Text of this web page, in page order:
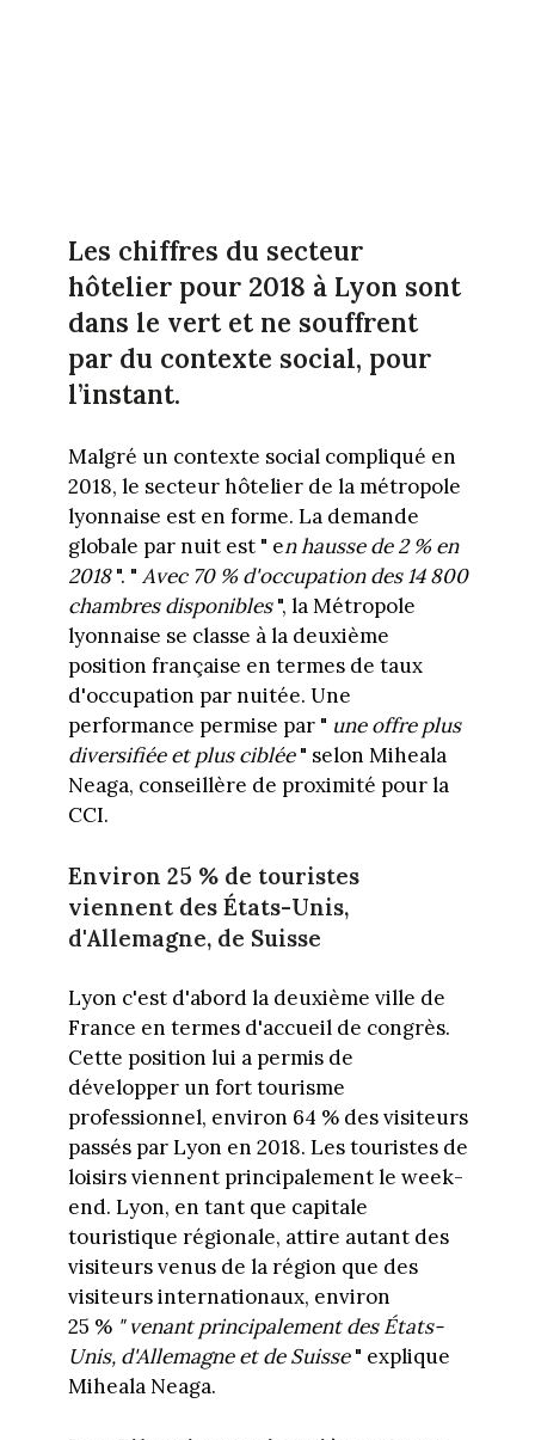
Les chiffres du secteur
hôtelier pour 2018 à Lyon sont
dans le vert et ne souffrent
par du contexte social, pour
l’instant.
Malgré un contexte social compliqué en
2018, le secteur hôtelier de la métropole
lyonnaise est en forme. La demande
globale par nuit est " en hausse de 2 % en
2018". " Avec 70 % d'occupation des 14 800
chambres disponibles", la Métropole
lyonnaise se classe à la deuxième
position française en termes de taux
d'occupation par nuitée. Une
performance permise par " une offre plus
diversifiéeetplus ciblée" selon Miheala
Neaga, conseillère de proximité pour la
CCI.
Environ 25 % de touristes
viennent des États-Unis,
d'Allemagne, de Suisse
Lyon c'est d'abord la deuxième ville de
France en termes d'accueil de congrès.
Cette position lui a permis de
développer un fort tourisme
professionnel, environ 64 % des visiteurs
passés par Lyon en 2018. Les touristes de
loisirs viennent principalement le week-
end. Lyon, en tant que capitale
touristique régionale, attire autant des
visiteurs venus de la région que des
visiteurs internationaux, environ
25 %"venantprincipalement des États-
Unis, d'Allemagne et de Suisse" explique
Miheala Neaga.